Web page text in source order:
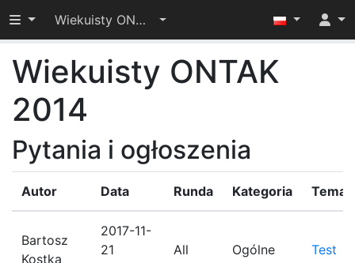
Przełącz widoczność menu
Wiekuisty ONTAK 2014
Wiekuisty ONTAK
2014
Pytania i ogłoszenia
Autor Data Runda Kategoria Temat
Bartosz
Kostka
2017-11-
21
All Ogólne Test